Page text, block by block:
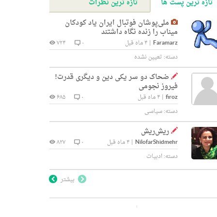
تازه ترین پست ها
تازه ترین نظرات
ملی‌پوشان فوتبال ایران یاد کودکان
میناب را زنده نگاه داشتند
Faramarz
| ۴ ماه قبل ۰
۷۲۴
دسته: تعیین نشده
ضحاک دو سر یکی دین و دیگری قدرت!
فیروز نجومی
firoz
| ۴ ماه قبل ۰
۶۸۵
دسته:سیاسی
ریش‌ریش
NilofarShidmehr
| ۴ ماه قبل ۰
۸۲۷
دسته:ادبیات
بیشتر